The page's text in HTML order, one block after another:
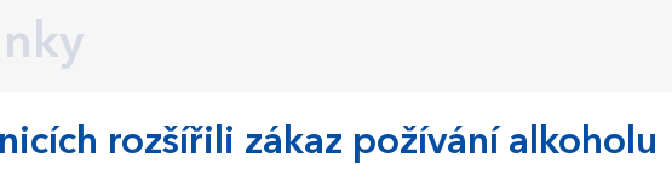
rozšířili zákaz požívání alkoholu